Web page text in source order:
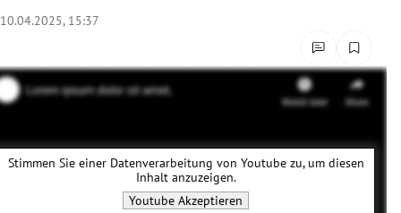
Untermenü
Untermenü
Untermenü
10.04.2025, 15:37
Stimmen Sie einer Datenverarbeitung von Youtubezu, um diesen
Inhalt anzuzeigen.
Youtube Akzeptieren